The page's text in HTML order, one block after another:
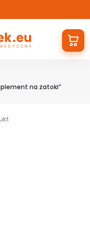
na zatoki”